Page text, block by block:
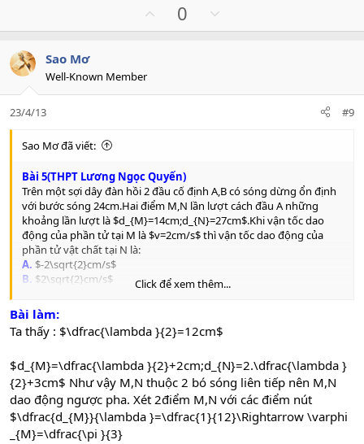
t
i
o
n
s
:
p
e
0
o
o
Sao Mơ
Well-Known Member
23/4/13 #9
Sao Mơ đã viết:
Bài 5(THPT Lương Ngọc Quyến)
Trên một sợi dây đàn hồi 2 đầu cố định A,B có sóng dừng ổn định
với bước sóng 24cm.Hai điểm M,N lần lượt cách đầu A những
khoảng lần lượt là $d_{M}=14cm;d_{N}=27cm$.Khi vận tốc dao
động của phần tử tại M là $v=2cm/s$ thì vận tốc dao động của
phần tử vật chất tại N là:
A. $-2\sqrt{2}cm/s$
B. $2\sqrt{2}cm/s$
D. $2\sqrt{3}cm/s$
Click để xem thêm...
Bài làm:
Ta thấy : $\dfrac{\lambda }{2}=12cm$
$d_{M}=\dfrac{\lambda }{2}+2cm;d_{N}=2.\dfrac{\lambda }
{2}+3cm$ Như vậy M,N thuộc 2 bó sóng liên tiếp nên M,N
dao động ngược pha. Xét 2điểm M,N với các điểm nút
$\dfrac{d_{M}}{\lambda }=\dfrac{1}{12}\Rightarrow \varphi
_{M}=\dfrac{\pi }{3}